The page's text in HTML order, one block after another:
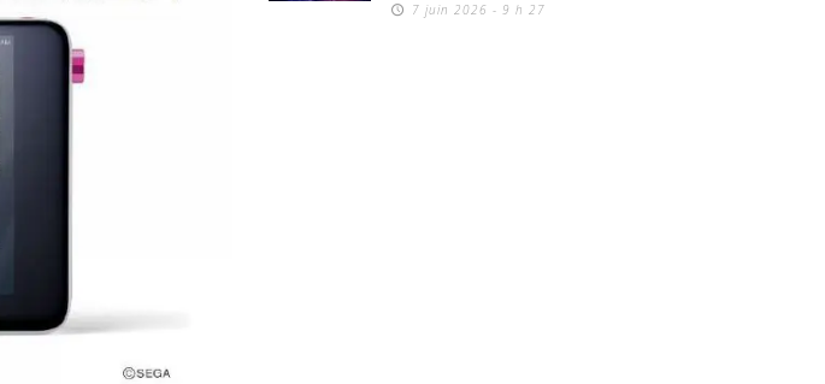
7 juin 2026 - 9 h 27